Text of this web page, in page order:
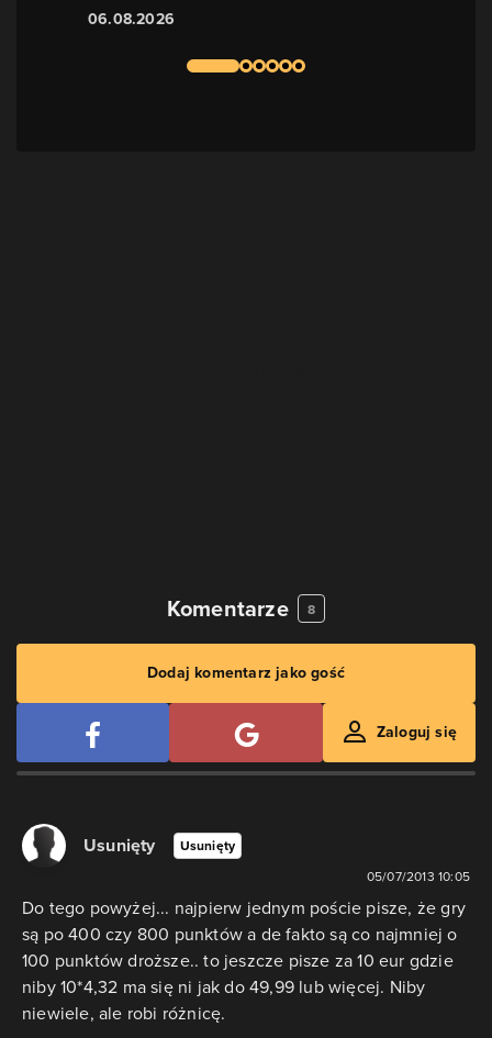
06.08.2026
Komentarze 8
Dodaj komentarz jako gość
Zaloguj się
Usunięty Usunięty
05/07/2013 10:05
Do tego powyżej... najpierw jednym poście pisze, że gry
są po 400 czy 800 punktów a de fakto są co najmniej o
100 punktów droższe.. to jeszcze pisze za 10 eur gdzie
niby 10*4,32 ma się ni jak do 49,99 lub więcej. Niby
niewiele, ale robi różnicę.